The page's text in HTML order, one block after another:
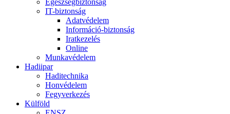
Egészségbiztonság
IT-biztonság
Adatvédelem
Információ-biztonság
Iratkezelés
Online
Munkavédelem
Hadiipar
Haditechnika
Honvédelem
Fegyverkezés
Külföld